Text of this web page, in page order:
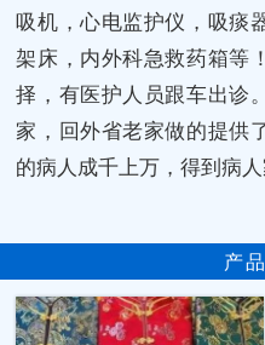
吸机，心电监护仪，吸痰
架床，内外科急救药箱等
择，有医护人员跟车出诊
家，回外省老家做的提供
的病人成千上万，得到病
产